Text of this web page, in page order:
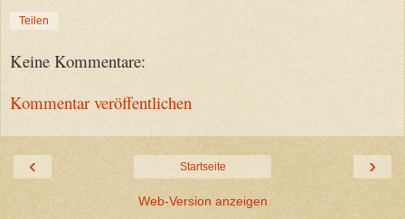
Teilen
Keine Kommentare:
Kommentar veröffentlichen
‹ ›
Startseite
Web-Version anzeigen